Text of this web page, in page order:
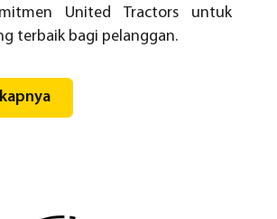
United Tractors untuk
terbaik bagi pelanggan.